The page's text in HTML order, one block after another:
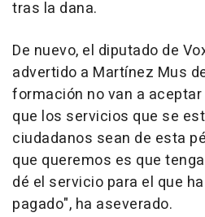
tras la dana.
De nuevo, el diputado de
advertido a Martínez Mus
formación no van a
que los servicios que se
ciudadanos sean de esta
que queremos es que
dé el servicio para el que
pagado", ha aseverado.